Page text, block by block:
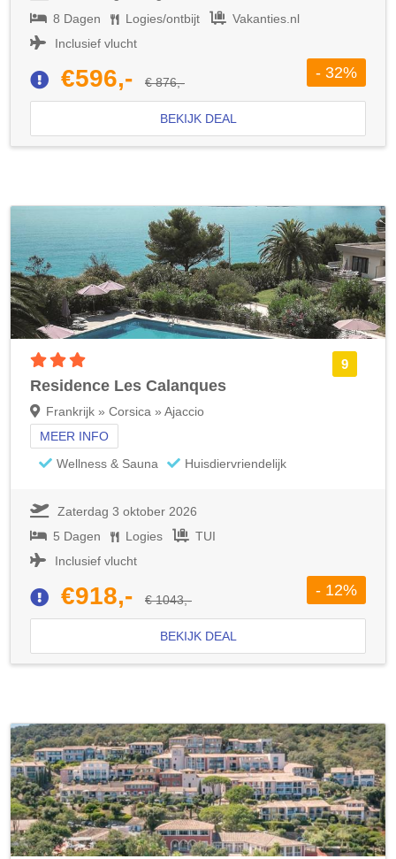
8 Dagen
Logies/ontbijt
Vakanties.nl
Inclusief vlucht
€596,- € 876,-
- 32%
BEKIJK DEAL
9
Residence Les Calanques
Frankrijk » Corsica » Ajaccio
MEER INFO
Wellness & Sauna
Huisdiervriendelijk
Zaterdag 3 oktober 2026
5 Dagen
Logies
TUI
Inclusief vlucht
€918,- € 1043,-
- 12%
BEKIJK DEAL